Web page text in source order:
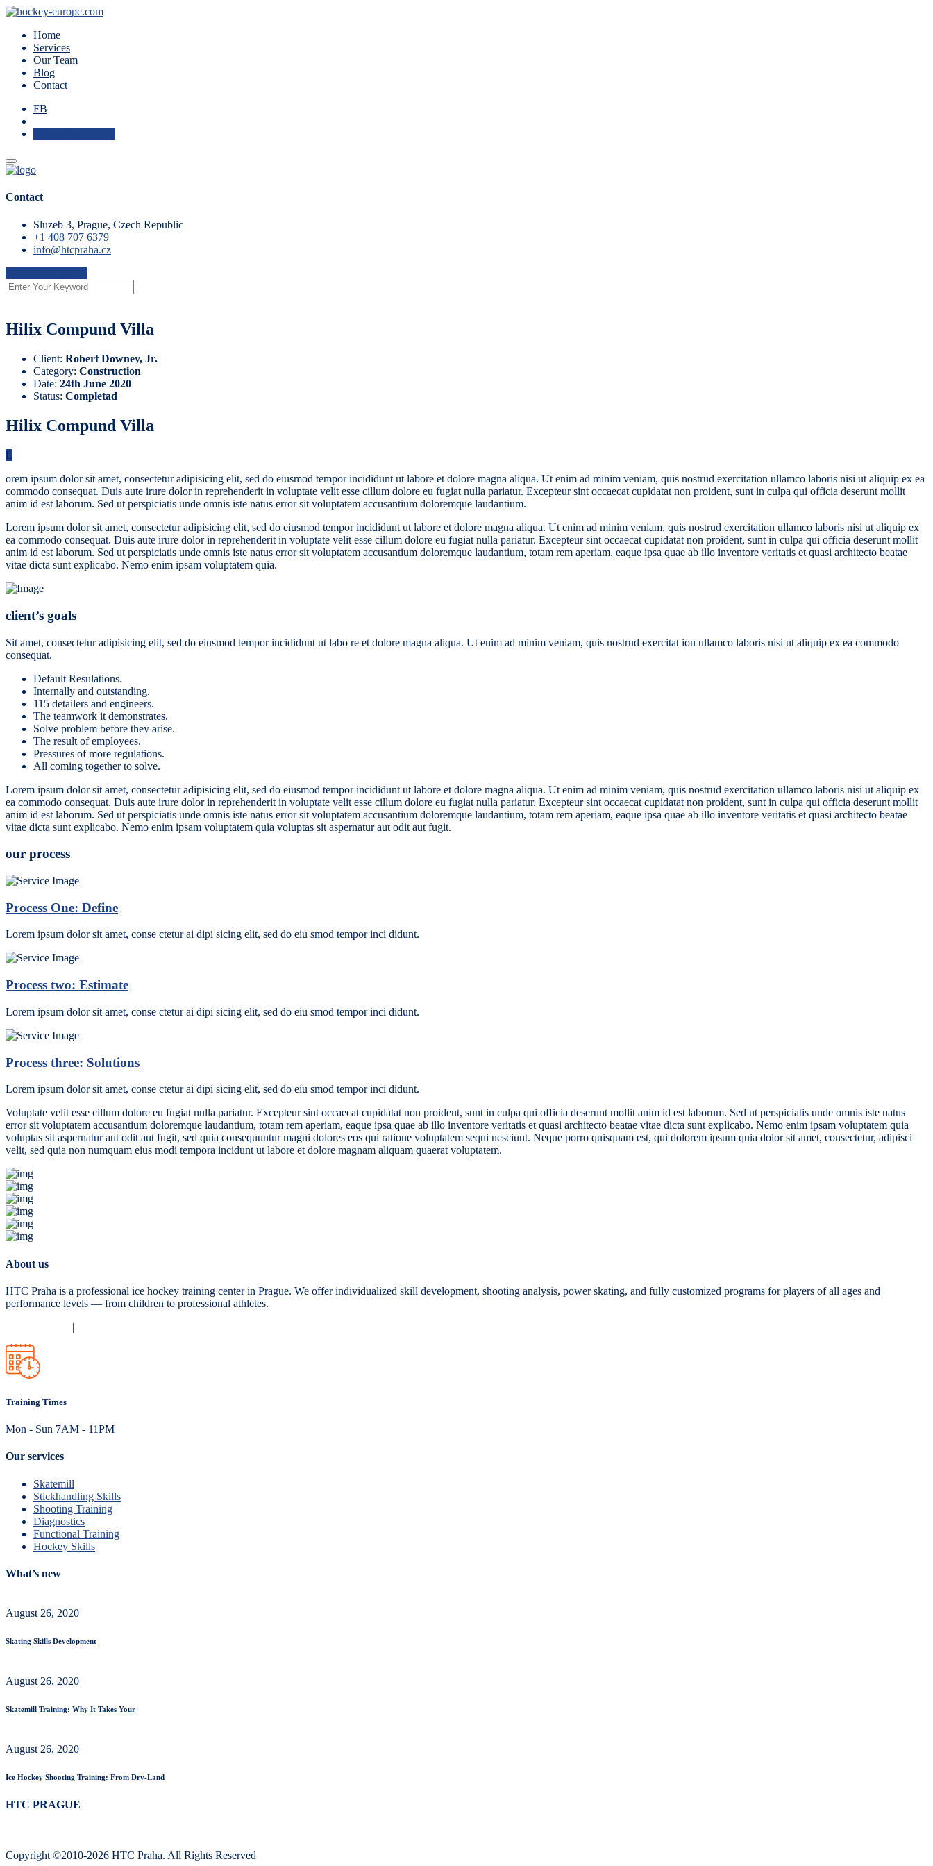
Home
Services
Our Team
Blog
Contact
FB
Contact
Sluzeb 3, Prague, Czech Republic
+1 408 707 6379
info@htcpraha.cz
Hilix Compund Villa
Client: Robert Downey, Jr.
Category: Construction
Date: 24th June 2020
Status: Completad
Hilix Compund Villa
L
orem ipsum dolor sit amet, consectetur adipisicing elit, sed do eiusmod tempor incididunt ut labore et dolore magna aliqua. Ut enim ad minim veniam, quis nostrud exercitation ullamco laboris nisi ut aliquip ex ea
commodo consequat. Duis aute irure dolor in reprehenderit in voluptate velit esse cillum dolore eu fugiat nulla pariatur. Excepteur sint occaecat cupidatat non proident, sunt in culpa qui officia deserunt mollit
anim id est laborum. Sed ut perspiciatis unde omnis iste natus error sit voluptatem accusantium doloremque laudantium.
Lorem ipsum dolor sit amet, consectetur adipisicing elit, sed do eiusmod tempor incididunt ut labore et dolore magna aliqua. Ut enim ad minim veniam, quis nostrud exercitation ullamco laboris nisi ut aliquip ex
ea commodo consequat. Duis aute irure dolor in reprehenderit in voluptate velit esse cillum dolore eu fugiat nulla pariatur. Excepteur sint occaecat cupidatat non proident, sunt in culpa qui officia deserunt mollit
anim id est laborum. Sed ut perspiciatis unde omnis iste natus error sit voluptatem accusantium doloremque laudantium, totam rem aperiam, eaque ipsa quae ab illo inventore veritatis et quasi architecto beatae
vitae dicta sunt explicabo. Nemo enim ipsam voluptatem quia.
client’s goals
Sit amet, consectetur adipisicing elit, sed do eiusmod tempor incididunt ut labo re et dolore magna aliqua. Ut enim ad minim veniam, quis nostrud exercitat ion ullamco laboris nisi ut aliquip ex ea commodo
consequat.
Default Resulations.
Internally and outstanding.
115 detailers and engineers.
The teamwork it demonstrates.
Solve problem before they arise.
The result of employees.
Pressures of more regulations.
All coming together to solve.
Lorem ipsum dolor sit amet, consectetur adipisicing elit, sed do eiusmod tempor incididunt ut labore et dolore magna aliqua. Ut enim ad minim veniam, quis nostrud exercitation ullamco laboris nisi ut aliquip ex
ea commodo consequat. Duis aute irure dolor in reprehenderit in voluptate velit esse cillum dolore eu fugiat nulla pariatur. Excepteur sint occaecat cupidatat non proident, sunt in culpa qui officia deserunt mollit
anim id est laborum. Sed ut perspiciatis unde omnis iste natus error sit voluptatem accusantium doloremque laudantium, totam rem aperiam, eaque ipsa quae ab illo inventore veritatis et quasi architecto beatae
vitae dicta sunt explicabo. Nemo enim ipsam voluptatem quia voluptas sit aspernatur aut odit aut fugit.
our process
Process One: Define
Lorem ipsum dolor sit amet, conse ctetur ai dipi sicing elit, sed do eiu smod tempor inci didunt.
Process two: Estimate
Lorem ipsum dolor sit amet, conse ctetur ai dipi sicing elit, sed do eiu smod tempor inci didunt.
Process three: Solutions
Lorem ipsum dolor sit amet, conse ctetur ai dipi sicing elit, sed do eiu smod tempor inci didunt.
Voluptate velit esse cillum dolore eu fugiat nulla pariatur. Excepteur sint occaecat cupidatat non proident, sunt in culpa qui officia deserunt mollit anim id est laborum. Sed ut perspiciatis unde omnis iste natus
error sit voluptatem accusantium doloremque laudantium, totam rem aperiam, eaque ipsa quae ab illo inventore veritatis et quasi architecto beatae vitae dicta sunt explicabo. Nemo enim ipsam voluptatem quia
voluptas sit aspernatur aut odit aut fugit, sed quia consequuntur magni dolores eos qui ratione voluptatem sequi nesciunt. Neque porro quisquam est, qui dolorem ipsum quia dolor sit amet, consectetur, adipisci
velit, sed quia non numquam eius modi tempora incidunt ut labore et dolore magnam aliquam quaerat voluptatem.
About us
HTC Praha is a professional ice hockey training center in Prague. We offer individualized skill development, shooting analysis, power skating, and fully customized programs for players of all ages and
performance levels — from children to professional athletes.
|
Training Times
Mon - Sun 7AM - 11PM
Our services
Skatemill
Stickhandling Skills
Shooting Training
Diagnostics
Functional Training
Hockey Skills
What’s new
August 26, 2020
Skating Skills Development
August 26, 2020
Skatemill Training: Why It Takes Your
August 26, 2020
Ice Hockey Shooting Training: From Dry-Land
HTC PRAGUE
Copyright ©2010-2026 HTC Praha. All Rights Reserved